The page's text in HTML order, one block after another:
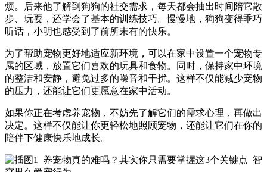
烦。后来他了解到狗狗的社交需求，每天都会抽出时间陪它散
步、玩耍，还学会了基本的训练技巧。慢慢地，狗狗变得乖巧
听话，小明也感受到了前所未有的快乐。
为了帮助宠物更好地适应新环境，可以在家中设置一个宠物专
属的区域，放置它们喜欢的玩具和食物。同时，保持家中环境
的整洁和安静，避免过多的噪音和干扰。这样不仅能减少宠物
的压力，还能让它们更愿意在家中活动。
如果你正在考虑养宠物，不妨先了解它们的需求心理，再做出
决定。这样不仅能让你更轻松地照顾宠物，还能让它们在你的
陪伴下健康快乐地成长。